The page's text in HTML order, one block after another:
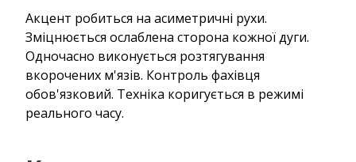
Акцент робиться на асиметричні рухи.
Зміцнюється ослаблена сторона кожної дуги.
Одночасно виконується розтягування
вкорочених м'язів. Контроль фахівця
обов'язковий. Техніка коригується в режимі
реального часу.